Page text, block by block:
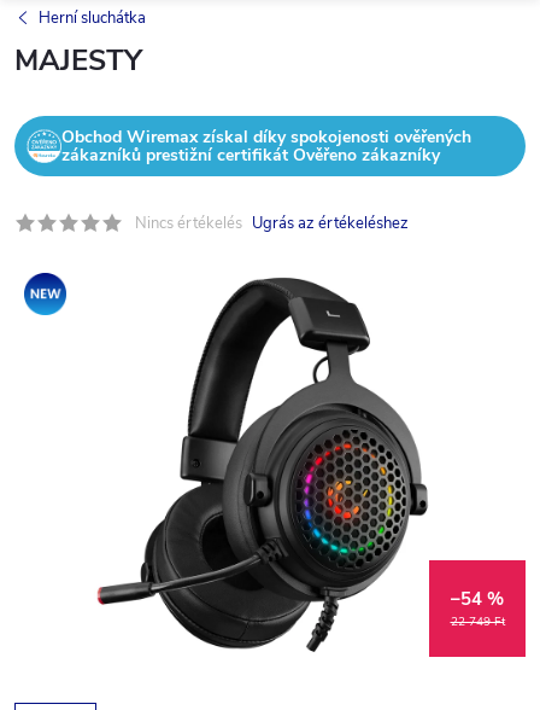
Herní sluchátka
MAJESTY
Obchod Wiremax získal díky spokojenosti ověřených
zákazníků prestižní certifikát Ověřeno zákazníky
Nincs értékelés Ugrás az értékeléshez
Akció
22 749 Ft
–54 %